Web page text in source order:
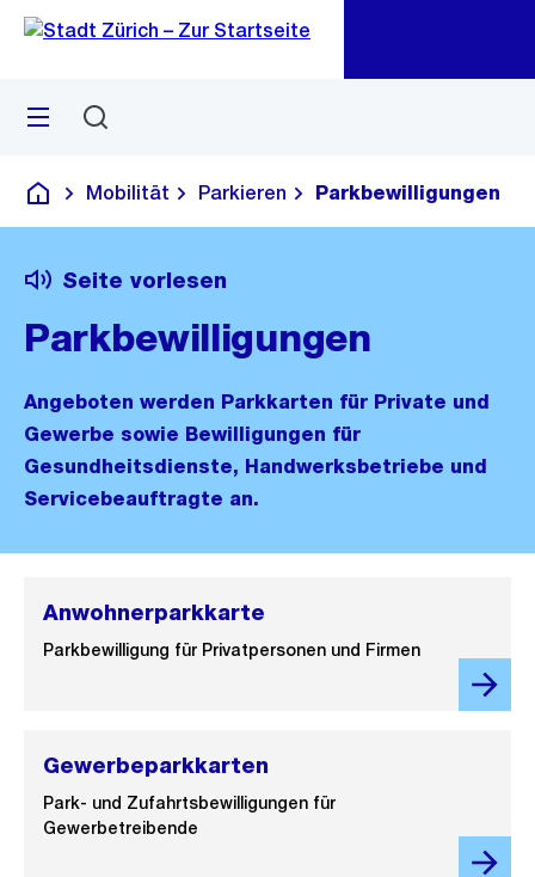
Navigation
Sprunglink
Menü
Deutsch
Mobilität Parkieren Parkbewilligungen
Seite vorlesen
Parkbewilligungen
Angeboten werden Parkkarten für Private und
Gewerbe sowie Bewilligungen für
Gesundheitsdienste, Handwerksbetriebe und
Servicebeauftragte an.
Anwohnerparkkarte
Parkbewilligung für Privatpersonen und Firmen
Gewerbeparkkarten
Park- und Zufahrtsbewilligungen für
Gewerbetreibende